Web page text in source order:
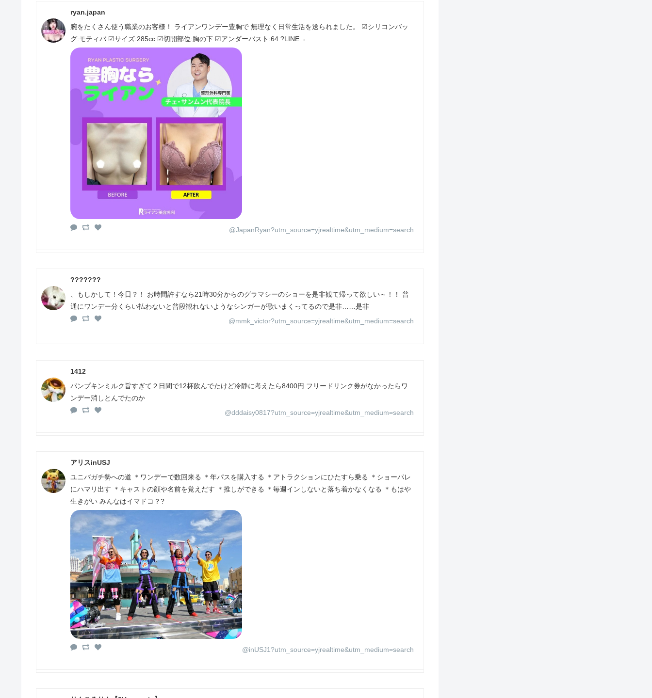
ryan.japan
腕をたくさん使う職業のお客様！ ライアンワンデー豊胸で 無理なく日常生活を送られました。 ☑シリコンバッ
グ:モティバ ☑サイズ:285cc ☑切開部位:胸の下 ☑アンダーバスト:64 ?LINE→
@JapanRyan?utm_source=yjrealtime&utm_medium=search
??????️?️
、もしかして！今日？！ お時間許すなら21時30分からのグラマシーのショーを是非観て帰って欲しい～！！ 普
通にワンデー分くらい払わないと普段観れないようなシンガーが歌いまくってるので是非……是非
@mmk_victor?utm_source=yjrealtime&utm_medium=search
1412
パンプキンミルク旨すぎて２日間で12杯飲んでたけど冷静に考えたら8400円 フリードリンク券がなかったらワ
ンデー消しとんでたのか
@dddaisy0817?utm_source=yjrealtime&utm_medium=search
アリスinUSJ
ユニバガチ勢への道 ＊ワンデーで数回来る ＊年パスを購入する ＊アトラクションにひたすら乗る ＊ショーパレ
にハマリ出す ＊キャストの顔や名前を覚えだす ＊推しができる ＊毎週インしないと落ち着かなくなる ＊もはや
生きがい みんなはイマドコ？?
@inUSJ1?utm_source=yjrealtime&utm_medium=search